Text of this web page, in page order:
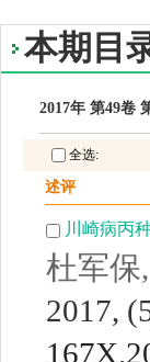
本期目
2017年 第49卷
全选:
述评
川崎病丙
杜军保
2017,